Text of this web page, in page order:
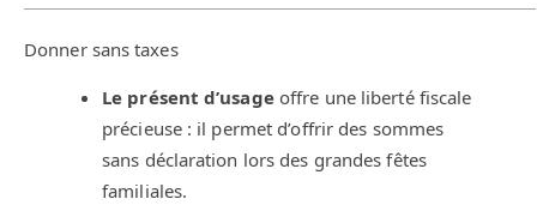
Donner sans taxes
Le présent d’usageoffre une liberté fiscale
précieuse : il permet d’offrir des sommes
sans déclaration lors des grandes fêtes
familiales.